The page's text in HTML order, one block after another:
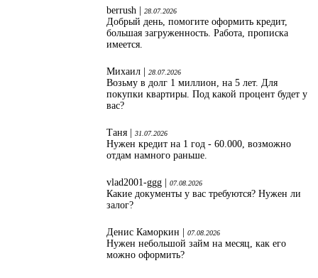
berrush |
28.07.2026
Добрый день, помогите оформить кредит,
большая загруженность. Работа, прописка
имеется.
Михаил | 28.07.2026
Возьму в долг 1 миллион, на 5 лет. Для
покупки квартиры. Под какой процент будет у
вас?
Таня | 31.07.2026
Нужен кредит на 1 год - 60.000, возможно
отдам намного раньше.
vlad2001-ggg | 07.08.2026
Какие документы у вас требуются? Нужен ли
залог?
Денис Каморкин | 07.08.2026
Нужен небольшой займ на месяц, как его
можно оформить?